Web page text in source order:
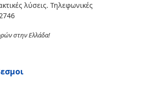
λύσεις. Τηλεφωνικές
στην Ελλάδα!